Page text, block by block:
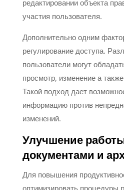
редактировании объекта
участия пользователя.
Дополнительно одним
регулирование доступа.
пользователи могут
просмотр, изменение а
Такой подход дает
информацию против
изменений.
Улучшение
документами и
Для повышения
оптимизировать процедуры